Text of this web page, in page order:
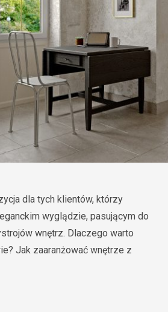
dla tych klientów, którzy
wyglądzie, pasującym do
wnętrz. Dlaczego warto
Jak zaaranżować wnętrze z